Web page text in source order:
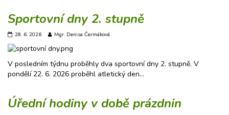
Sportovní dny 2. stupně
28. 6. 2026 Mgr. Denisa Čermáková
V posledním týdnu proběhly dva sportovní dny 2. stupně. V
pondělí 22. 6. 2026 proběhl atletický den…
Úřední hodiny v době prázdnin